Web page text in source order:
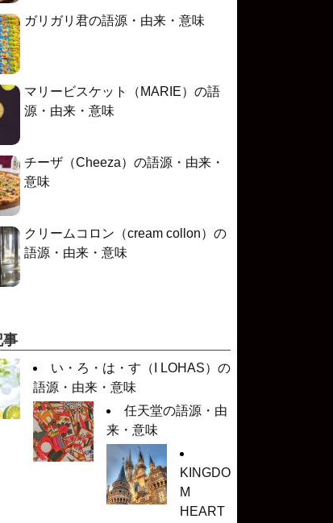
ガリガリ君の語源・由来・意味
マリービスケット（MARIE）の語
源・由来・意味
チーザ（Cheeza）の語源・由来・
意味
クリームコロン（cream collon）の
語源・由来・意味
事
い・ろ・は・す（I LOHAS）の
語源・由来・意味
任天堂の語源・由
来・意味
KINGDO
M
HEART